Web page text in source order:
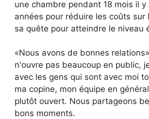
une chambre pendant 18 mois il y
années pour réduire les coûts sur
sa quête pour atteindre le niveau
«Nous avons de bonnes
n'ouvre pas beaucoup en public,
avec les gens qui sont avec moi
ma copine, mon équipe en
plutôt ouvert. Nous partageons
bons moments.